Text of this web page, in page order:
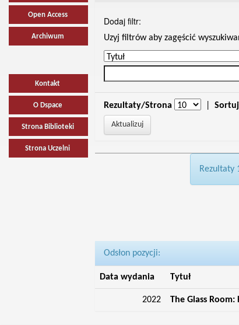
Open Access
Archiwum
Kontakt
O Dspace
Strona Biblioteki
Strona Uczelni
Dodaj filtr:
Uzyj filtrów aby zagęścić
Rezultaty/Strona
Rezultaty
Odsłon pozycji:
Data wydania Tytuł
2022 The Glass